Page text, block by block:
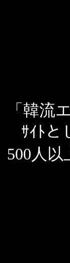
「韓流
ｻｲﾄと
500人